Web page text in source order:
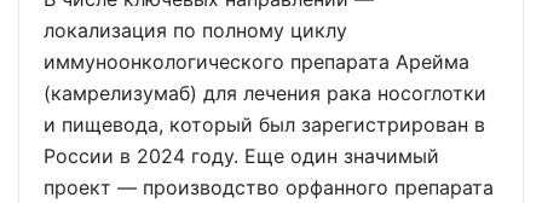
локализация по полному циклу
иммуноонкологического препарата Арейма
(камрелизумаб) для лечения рака носоглотки
и пищевода, который был зарегистрирован в
России в 2024 году. Еще один значимый
проект — производство орфанного препарата